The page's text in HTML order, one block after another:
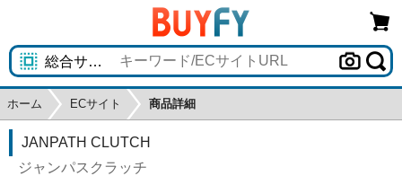
ホーム ECサイト 商品詳細
JANPATH CLUTCH
ジャンパスクラッチ